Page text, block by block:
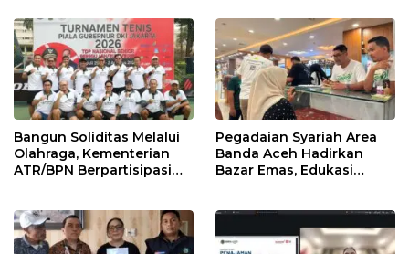
Bangun Soliditas Melalui
Olahraga, Kementerian
ATR/BPN Berpartisipasi
Jakarta 2026
Pegadaian Syariah Area
Banda Aceh Hadirkan
Bazar Emas, Edukasi